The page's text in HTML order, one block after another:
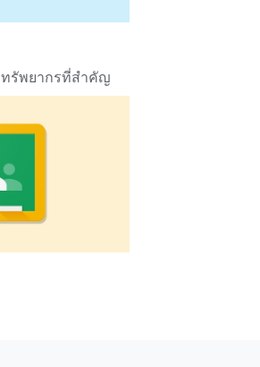
ทรัพยากรที่สำคัญ